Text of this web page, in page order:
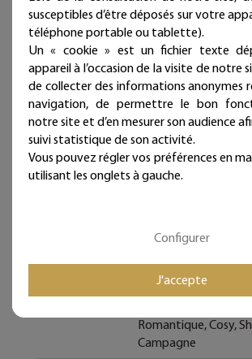
Tous les Bijoux de Mur sont traités
Les commandes sont expédiées sous
Mieux qu'un sticker ou un autocollant,
de fer donneront du relief à vos murs et
intemporelles et repositionnables à l'infini !
Bijoux de mur, et si les murs portaient des
Citation colorée
Romantique, Cosy,
Campagne
susceptibles d’être déposés sur votre
téléphone portable ou tablette).
Un « cookie » est un fichier texte
appareil à l’occasion de la visite de notre
de collecter des informations anonymes
navigation, de permettre le bon
notre site et d’en mesurer son audience
suivi statistique de son activité.
Vous pouvez régler vos préférences en
utilisant les onglets à gauche.
Configurer
J'accepte